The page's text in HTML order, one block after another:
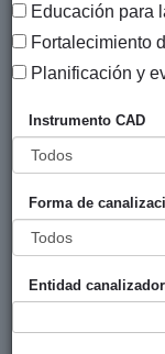
Educación para
Fortalecimiento
Planificación y
Instrumento CAD
Forma de
Entidad
Título
Apoyo a la
producción de
alimentos y la
el municipio
Manuel Tames
(Guantánamo).
Fase III